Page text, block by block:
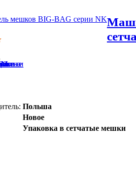
Польша
Новое
Упаковка в сетчатые мешки